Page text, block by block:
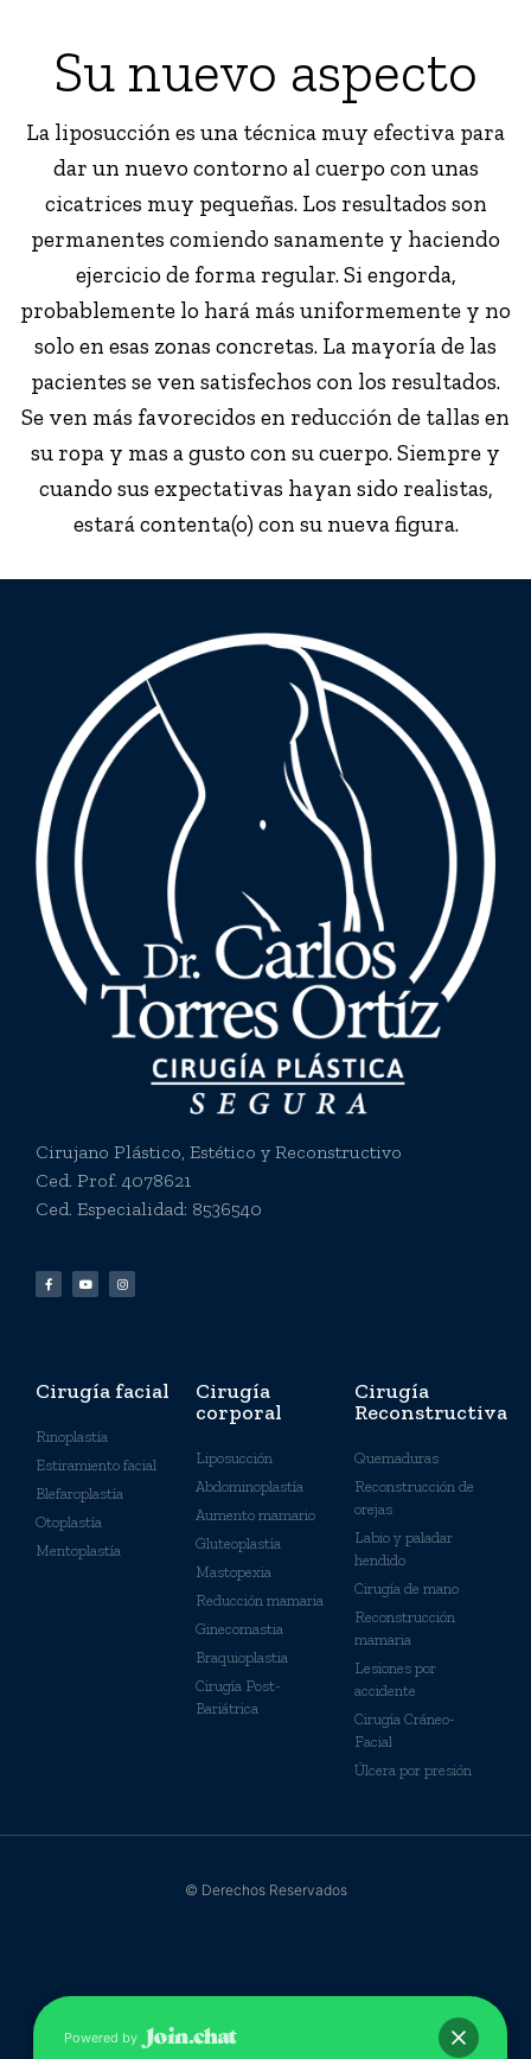
Su nuevo aspecto
La liposucción es una técnica muy efectiva para
dar un nuevo contorno al cuerpo con unas
cicatrices muy pequeñas. Los resultados son
permanentes comiendo sanamente y haciendo
ejercicio de forma regular. Si engorda,
probablemente lo hará más uniformemente y no
solo en esas zonas concretas. La mayoría de las
pacientes se ven satisfechos con los resultados.
Se ven más favorecidos en reducción de tallas en
su ropa y mas a gusto con su cuerpo. Siempre y
cuando sus expectativas hayan sido realistas,
estará contenta(o) con su nueva figura.
Cirujano Plástico, Estético y Reconstructivo
Ced. Prof. 4078621
Ced. Especialidad: 8536540
Cirugía facial
Rinoplastía
Estiramiento facial
Blefaroplastía
Otoplastía
Mentoplastía
Cirugía
corporal
Liposucción
Abdominoplastía
Aumento mamario
Gluteoplastía
Mastopexia
Reducción mamaria
Ginecomastia
Braquioplastia
Cirugía Post-
Bariátrica
Cirugía
Reconstructiva
Quemaduras
Reconstrucción de
orejas
Labio y paladar
hendido
Cirugía de mano
Reconstrucción
mamaria
Lesiones por
accidente
Cirugía Cráneo-
Facial
Úlcera por presión
© Derechos Reservados
Powered by